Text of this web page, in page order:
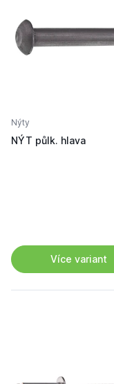
Nýty
NÝT půlk. hlava
Více variant